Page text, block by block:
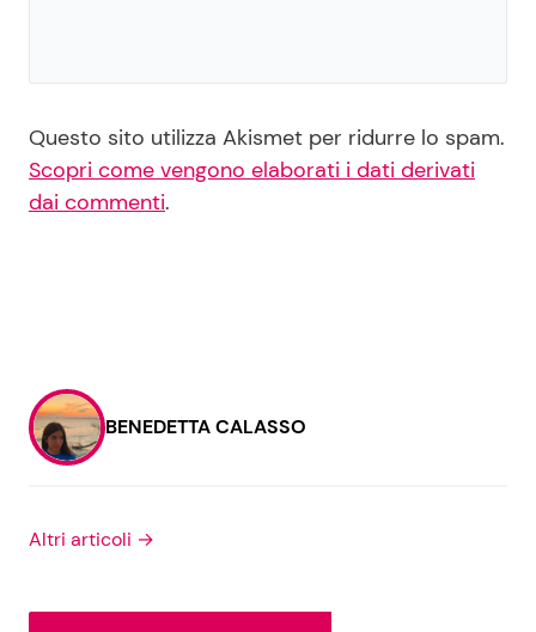
Questo sito utilizza Akismet per ridurre lo spam.
Scopri come vengono elaborati i dati derivati
dai commenti.
BENEDETTA CALASSO
Altri articoli →